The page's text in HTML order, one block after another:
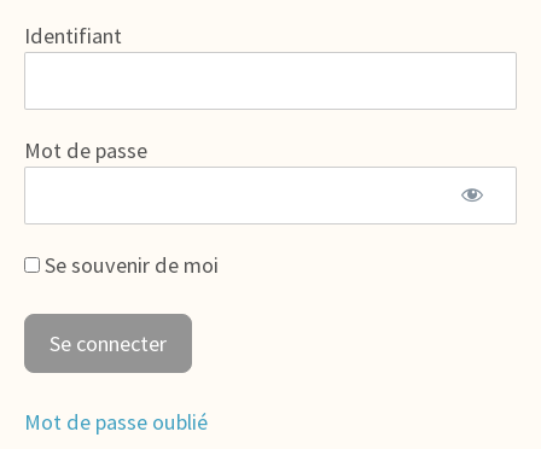
Identifiant
Mot de passe
Se souvenir de moi
Mot de passe oublié